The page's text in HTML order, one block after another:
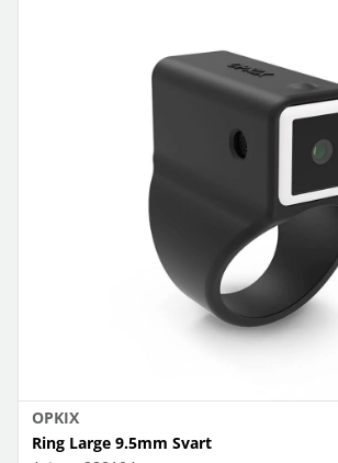
OPKIX
Ring Large 9.5mm Svart